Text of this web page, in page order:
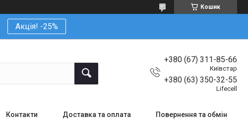
Кошик
Акція! -25%
+380 (67) 311-85-66
Київстар
+380 (63) 350-32-55
Lifecell
Контакти Доставка та оплата Повернення та обмін